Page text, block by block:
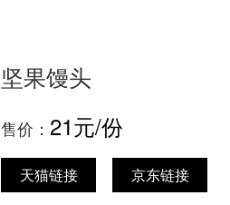
坚果馒头
售价：21元/份
天猫链接 京东链接